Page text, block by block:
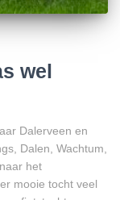
wel
Dalerveen en
Dalen, Wachtum,
het
mooie tocht veel